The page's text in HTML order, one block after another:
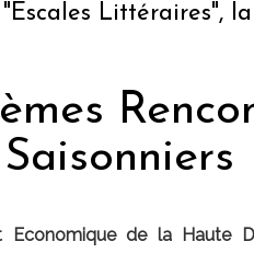
Littéraires", la
de la Haute